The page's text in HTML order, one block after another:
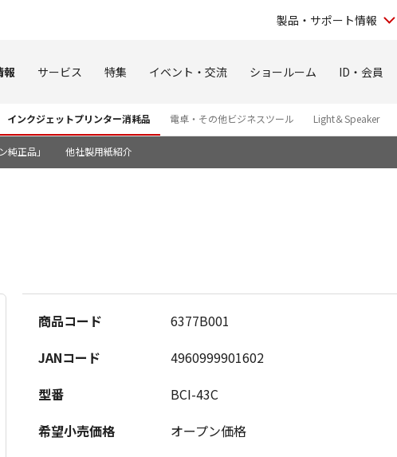
製品・サポート情報
報 サービス 特集 イベント・交流 ショールーム ID・会員
インクジェットプリンター消耗品 電卓・その他ビジネスツール Light＆Speaker
純正品」 他社製用紙紹介
商品コード
6377B001
JANコード
4960999901602
型番
BCI-43C
希望小売価格
オープン価格